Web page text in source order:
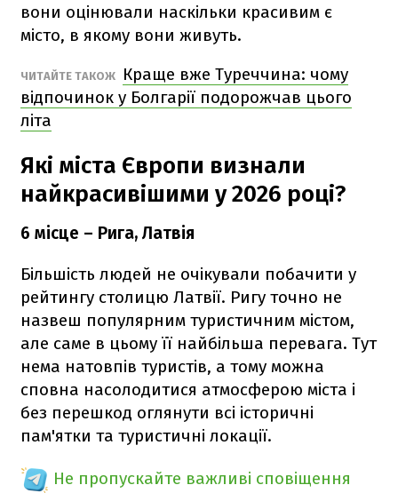
вони оцінювали наскільки красивим є
місто, в якому вони живуть.
ЧИТАЙТЕ ТАКОЖ
Краще вже Туреччина: чому
відпочинок у Болгарії подорожчав цього
літа
Які міста Європи визнали
найкрасивішими у 2026 році?
6 місце – Рига, Латвія
Більшість людей не очікували побачити у
рейтингу столицю Латвії. Ригу точно не
назвеш популярним туристичним містом,
але саме в цьому її найбільша перевага. Тут
нема натовпів туристів, а тому можна
сповна насолодитися атмосферою міста і
без перешкод оглянути всі історичні
пам'ятки та туристичні локації.
Не пропускайте важливі сповіщення